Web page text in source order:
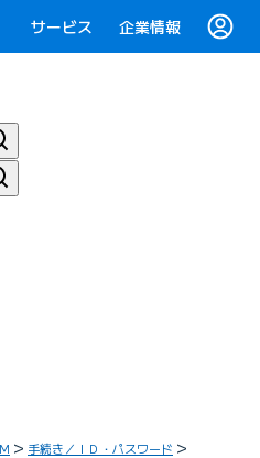
サービス 企業情報
手続き／ＩＤ・パスワード